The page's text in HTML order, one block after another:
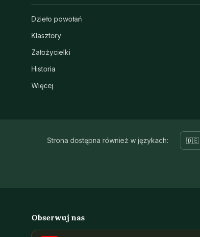
Dzieło powołań
Klasztory
Założycielki
Historia
Więcej
Strona dostępna również w językach: 🇩🇪
Obserwuj nas